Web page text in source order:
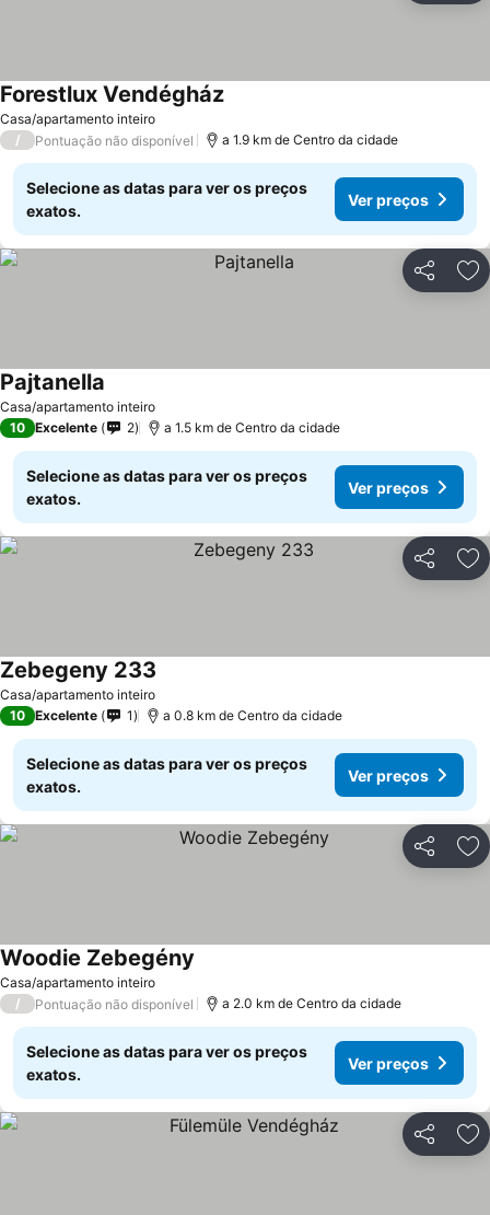
Casa/apartamento inteiro
Forestlux Vendégház
/ Pontuação não disponível a 1.9 km de Centro da cidade
Selecione as datas para ver os preços
exatos.
Ver preços
Partilhar
Casa/apartamento inteiro
Pajtanella
10 Excelente 2 a 1.5 km de Centro da cidade
Selecione as datas para ver os preços
exatos.
Ver preços
Partilhar
Casa/apartamento inteiro
Zebegeny 233
10 Excelente 1 a 0.8 km de Centro da cidade
Selecione as datas para ver os preços
exatos.
Ver preços
Partilhar
Casa/apartamento inteiro
Woodie Zebegény
/ Pontuação não disponível a 2.0 km de Centro da cidade
Selecione as datas para ver os preços
exatos.
Ver preços
Partilhar